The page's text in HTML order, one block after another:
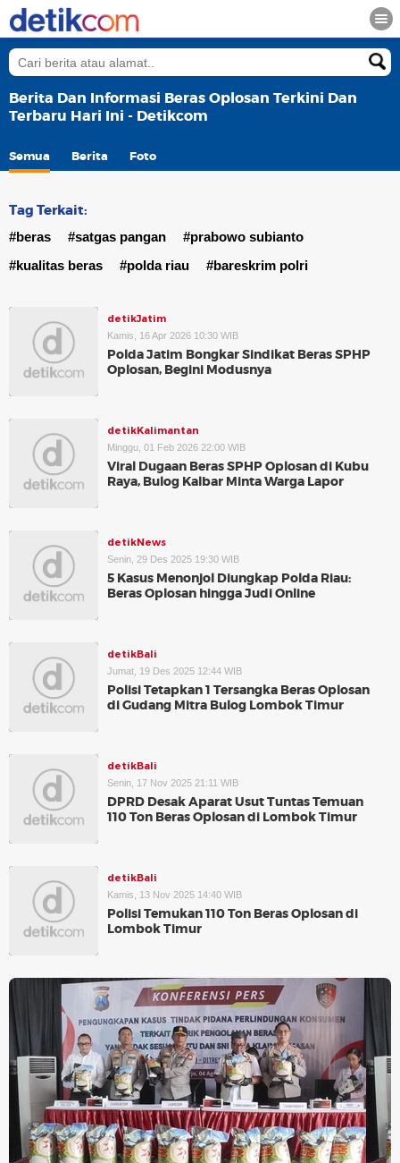
Berita Dan Informasi Beras Oplosan Terkini Dan
Terbaru Hari Ini - Detikcom
Semua Berita Foto
Tag Terkait:
#beras #satgas pangan
#prabowo subianto
#kualitas beras
#polda riau #bareskrim polri
detikJatim
Kamis, 16 Apr 2026 10:30 WIB
Polda Jatim Bongkar Sindikat Beras SPHP
Oplosan, Begini Modusnya
detikKalimantan
Minggu, 01 Feb 2026 22:00 WIB
Viral Dugaan Beras SPHP Oplosan di Kubu
Raya, Bulog Kalbar Minta Warga Lapor
detikNews
Senin, 29 Des 2025 19:30 WIB
5 Kasus Menonjol Diungkap Polda Riau:
Beras Oplosan hingga Judi Online
detikBali
Jumat, 19 Des 2025 12:44 WIB
Polisi Tetapkan 1 Tersangka Beras Oplosan
di Gudang Mitra Bulog Lombok Timur
detikBali
Senin, 17 Nov 2025 21:11 WIB
DPRD Desak Aparat Usut Tuntas Temuan
110 Ton Beras Oplosan di Lombok Timur
detikBali
Kamis, 13 Nov 2025 14:40 WIB
Polisi Temukan 110 Ton Beras Oplosan di
Lombok Timur